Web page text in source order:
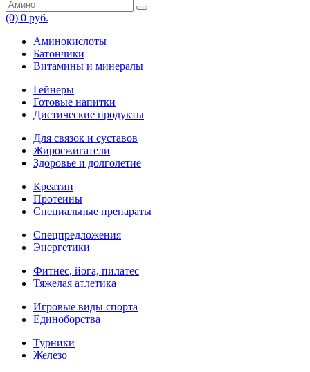
(0) 0 руб.
Аминокислоты
Батончики
Витамины и минералы
Гейнеры
Готовые напитки
Диетические продукты
Для связок и суставов
Жиросжигатели
Здоровье и долголетие
Креатин
Протеины
Специальные препараты
Спецпредложения
Энергетики
Фитнес, йога, пилатес
Тяжелая атлетика
Игровые виды спорта
Единоборства
Турники
Железо